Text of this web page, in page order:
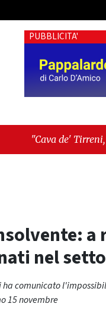
PUBBLICITA'
Caso Fariello: ora
nel
ha comunicato
15 novembre